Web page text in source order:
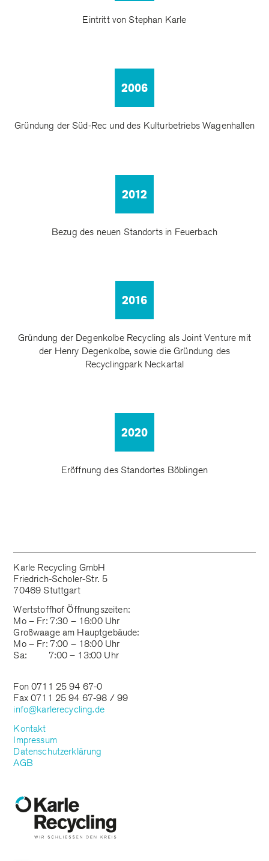
Eintritt von Stephan Karle
2006
Gründung der Süd-Rec und des Kulturbetriebs Wagenhallen
2012
Bezug des neuen Standorts in Feuerbach
2016
Gründung der Degenkolbe Recycling als Joint Venture mit
der Henry Degenkolbe, sowie die Gründung des
Recyclingpark Neckartal
2020
Eröffnung des Standortes Böblingen
Karle Recycling GmbH
Friedrich-Scholer-Str. 5
70469 Stuttgart
Wertstoffhof Öffnungszeiten:
Mo – Fr: 7:30 – 16:00 Uhr
Großwaage am Hauptgebäude:
Mo – Fr: 7:00 – 18:00 Uhr
Sa: 7:00 – 13:00 Uhr
Fon 0711 25 94 67-0
Fax 0711 25 94 67-98 / 99
info@karlerecycling.de
Kontakt
Impressum
Datenschutzerklärung
AGB